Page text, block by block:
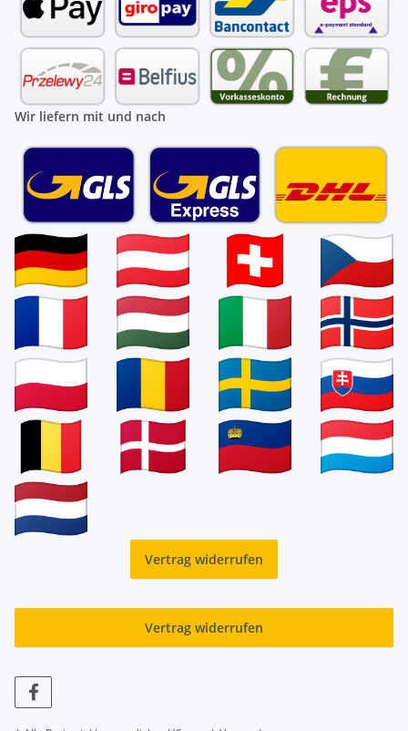
Wir liefern mit und nach
Vertrag widerrufen
Vertrag widerrufen